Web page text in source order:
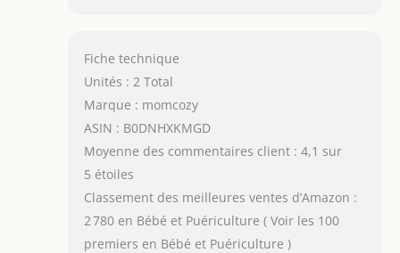
Fiche technique
Unités : 2 Total
Marque : momcozy
ASIN : B0DNHXKMGD
Moyenne des commentaires client : 4,1 sur
5 étoiles
Classement des meilleures ventes d’Amazon :
2 780 en Bébé et Puériculture ( Voir les 100
premiers en Bébé et Puériculture )